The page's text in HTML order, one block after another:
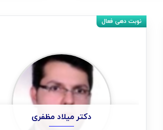
دکتر میلاد مظفری